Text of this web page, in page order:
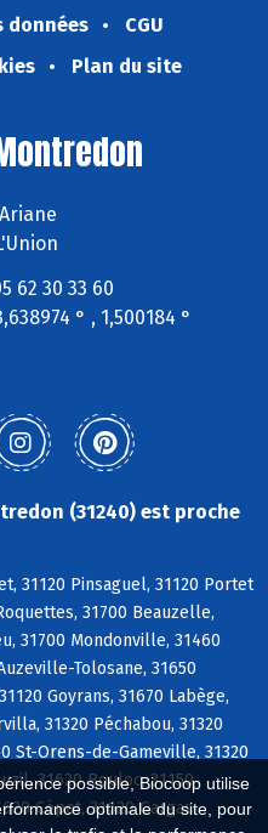
possible, Biocoop utilise
optimale du site, pour
données
CGU
Plan du site
62 30 33 60
° , 1,500184 °
(31240) est proche
31120 Pinsaguel, 31120 Portet
31700 Beauzelle,
31700 Mondonville, 31460
Tolosane, 31650
Goyrans, 31670 Labège,
31320 Péchabou, 31320
St-Orens-de-Gameville, 31320
31620 Bouloc, 31150
Cépet, 31620 Gargas